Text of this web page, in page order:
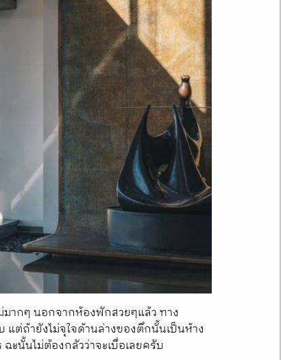
มากๆ นอกจากห้องพักสวยๆแล้ว ทาง
แต่ถ้ายังไม่จุใจด้านล่างของตึกนั้นเป็นห้าง
ะนั้นไม่ต้องกลัวว่าจะเบื่อเลยครับ